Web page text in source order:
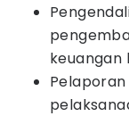
keuangan